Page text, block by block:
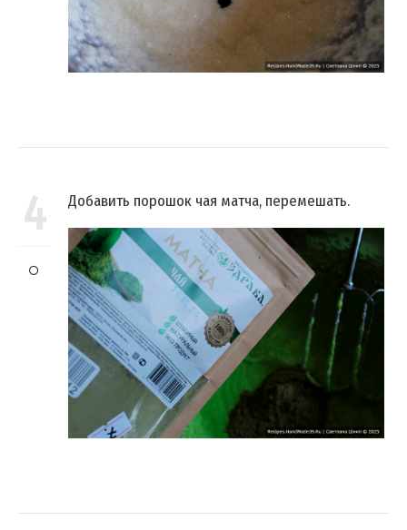
4 Добавить порошок чая матча, перемешать.